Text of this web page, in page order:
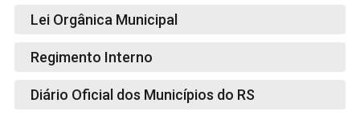
Lei Orgânica Municipal
Regimento Interno
Diário Oficial dos Municípios do RS